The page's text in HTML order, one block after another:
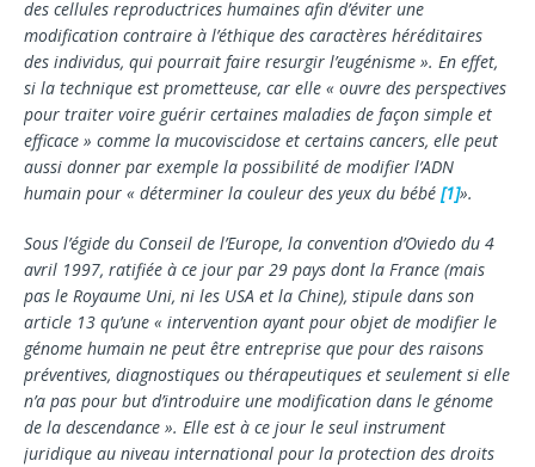
des cellules reproductrices humaines afin d’éviter une
modification contraire à l’éthique des caractères héréditaires
des in­dividus, qui pourrait faire resurgir l’eugénisme ». En ef­fet,
si la technique est prometteuse, car elle « ouvre des perspectives
pour traiter voire guérir certaines ma­ladies de façon simple et
efficace » comme la muco­viscidose et certains cancers, elle peut
aussi donner par exemple la possibilité de modifier l’ADN
humain pour « déterminer la couleur des yeux du bébé [1]».
Sous l’égide du Conseil de l’Europe, la convention d’Oviedo du 4
avril 1997, ratifiée à ce jour par 29 pays dont la France (mais
pas le Royaume Uni, ni les USA et la Chine), stipule dans son
article 13 qu’une « intervention ayant pour objet de modifier le
génome humain ne peut être entreprise que pour des raisons
préventives, diagnostiques ou thérapeutiques et seule­ment si elle
n’a pas pour but d’introduire une modifica­tion dans le génome
de la descendance ». Elle est à ce jour le seul instrument
juridique au niveau interna­tional pour la protection des droits